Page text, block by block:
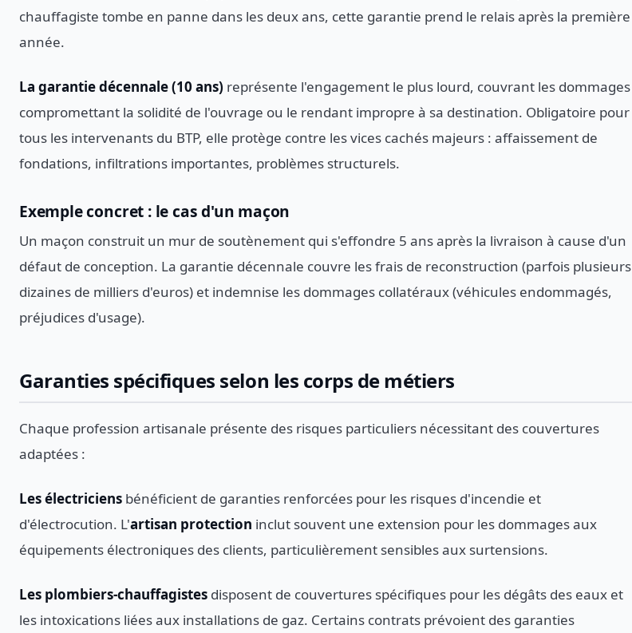
chauffagiste tombe en panne dans les deux ans, cette garantie prend le relais après la première
année.
La garantie décennale (10 ans) représente l'engagement le plus lourd, couvrant les dommages
compromettant la solidité de l'ouvrage ou le rendant impropre à sa destination. Obligatoire pour
tous les intervenants du BTP, elle protège contre les vices cachés majeurs : affaissement de
fondations, infiltrations importantes, problèmes structurels.
Exemple concret : le cas d'un maçon
Un maçon construit un mur de soutènement qui s'effondre 5 ans après la livraison à cause d'un
défaut de conception. La garantie décennale couvre les frais de reconstruction (parfois plusieurs
dizaines de milliers d'euros) et indemnise les dommages collatéraux (véhicules endommagés,
préjudices d'usage).
Garanties spécifiques selon les corps de métiers
Chaque profession artisanale présente des risques particuliers nécessitant des couvertures
adaptées :
Les électriciens bénéficient de garanties renforcées pour les risques d'incendie et
d'électrocution. L'artisan protection inclut souvent une extension pour les dommages aux
équipements électroniques des clients, particulièrement sensibles aux surtensions.
Les plombiers-chauffagistes disposent de couvertures spécifiques pour les dégâts des eaux et
les intoxications liées aux installations de gaz. Certains contrats prévoient des garanties